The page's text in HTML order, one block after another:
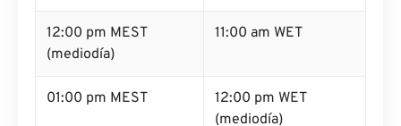
12:00 pm MEST
(mediodía)
11:00 am WET
01:00 pm MEST
12:00 pm WET
(mediodía)